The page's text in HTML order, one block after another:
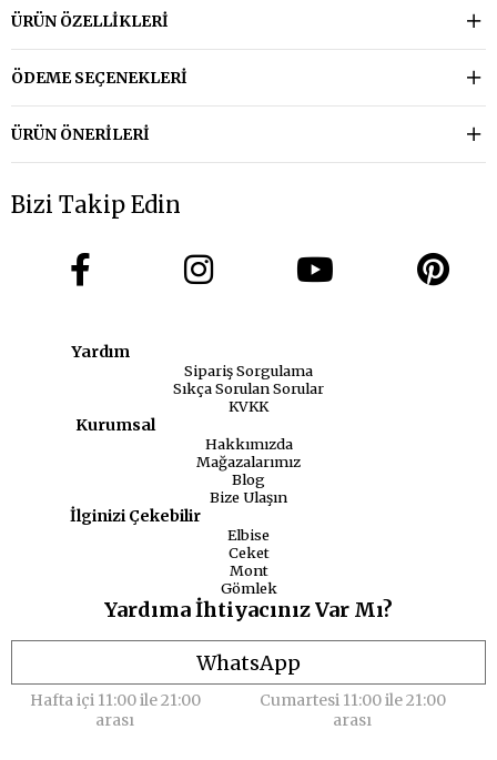
ÜRÜN ÖZELLIKLERI
ÖDEME SEÇENEKLERI
ÜRÜN ÖNERILERI
Bizi Takip Edin
Yardım
Sipariş Sorgulama
Sıkça Sorulan Sorular
KVKK
Kurumsal
Hakkımızda
Mağazalarımız
Blog
Bize Ulaşın
İlginizi Çekebilir
Elbise
Ceket
Mont
Gömlek
Yardıma İhtiyacınız Var Mı?
WhatsApp
Hafta içi 11:00 ile 21:00
arası
Cumartesi 11:00 ile 21:00
arası